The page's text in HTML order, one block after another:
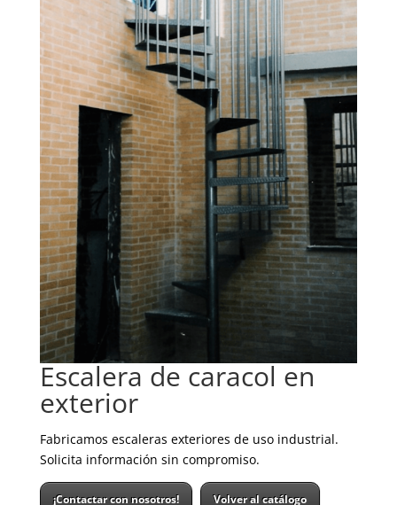
Escalera de caracol en
exterior
Fabricamos escaleras exteriores de uso industrial.
Solicita información sin compromiso.
¡Contactar con nosotros! Volver al catálogo